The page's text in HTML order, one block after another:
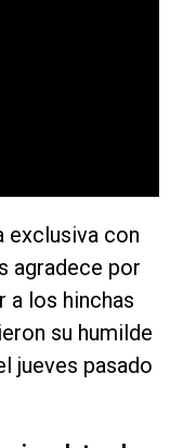
exclusiva con
agradece por
a los hinchas
su humilde
jueves pasado